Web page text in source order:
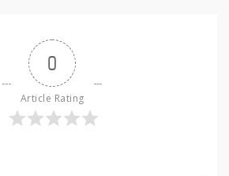
0
Article Rating